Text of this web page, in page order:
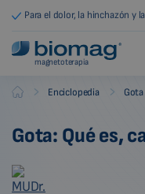
Para el dolor, la hinchazón y
magnetoterapia
Biomag Enciclopedia Gota
Gota: Qué es,